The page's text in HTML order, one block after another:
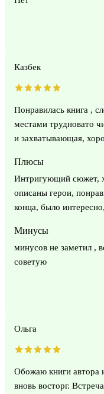
Казбек
Понравилась книга ,
местами трудновато
и захватывающая,
Плюсы
Интригующий сюжет,
описаны герои,
конца, было
Минусы
минусов не заметил ,
советую
Ольга
Обожаю книги автора
вновь восторг.